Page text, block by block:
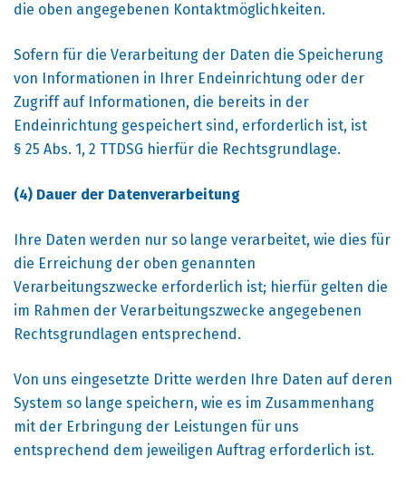
die oben angegebenen Kontaktmöglichkeiten.
Sofern für die Verarbeitung der Daten die Speicherung
von Informationen in Ihrer Endeinrichtung oder der
Zugriff auf Informationen, die bereits in der
Endeinrichtung gespeichert sind, erforderlich ist, ist
§ 25 Abs. 1, 2 TTDSG hierfür die Rechtsgrundlage.
(4) Dauer der Datenverarbeitung
Ihre Daten werden nur so lange verarbeitet, wie dies für
die Erreichung der oben genannten
Verarbeitungszwecke erforderlich ist; hierfür gelten die
im Rahmen der Verarbeitungszwecke angegebenen
Rechtsgrundlagen entsprechend.
Von uns eingesetzte Dritte werden Ihre Daten auf deren
System so lange speichern, wie es im Zusammenhang
mit der Erbringung der Leistungen für uns
entsprechend dem jeweiligen Auftrag erforderlich ist.